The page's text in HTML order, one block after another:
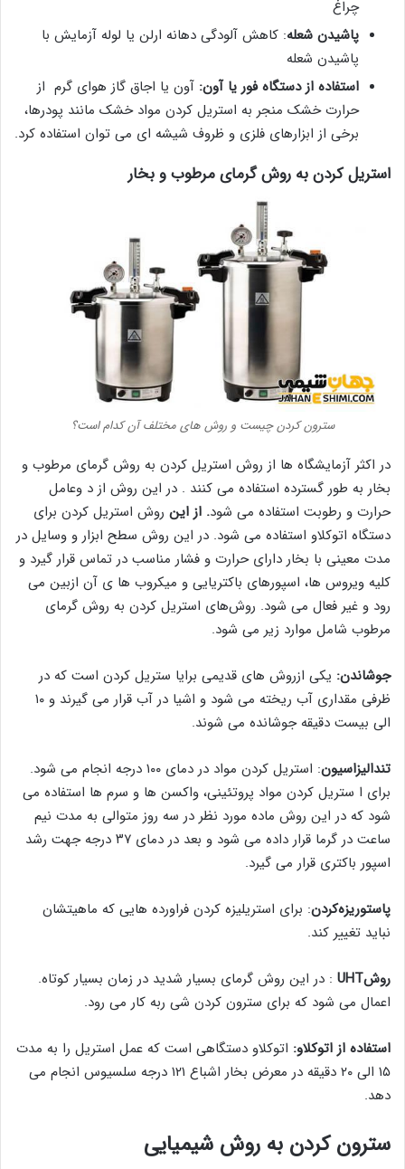
چراغ
پاشیدن شعله: کاهش آلودگی دهانه ارلن یا لوله آزمایش با
پاشیدن شعله
استفاده از دستگاه فور یا آون: آون یا اجاق گاز هوای گرم از
حرارت خشک منجر به استریل کردن مواد خشک مانند پودرها،
برخی از ابزارهای فلزی و ظروف شیشه ای می توان استفاده کرد.
استریل کردن به روش گرمای مرطوب و بخار
سترون کردن چیست و روش های مختلف آن کدام است؟
در اکثر آزمایشگاه ها از روش استریل کردن به روش گرمای مرطوب و
بخار به طور گسترده استفاده می کنند . در این روش از د وعامل
حرارت و رطوبت استفاده می شود. از این روش استریل کردن برای
دستگاه اتوکلاو استفاده می شود. در این روش سطح ابزار و وسایل در
مدت معینی با بخار دارای حرارت و فشار مناسب در تماس قرار گیرد و
کلیه ویروس ها، اسپورهای باکتریایی و میکروب ها ی آن ازبین می
رود و غیر فعال می شود. روش‌های استریل کردن به روش گرمای
مرطوب شامل موارد زیر می شود.
جوشاندن: یکی ازروش های قدیمی برایا ستریل کردن است که در
ظرفی مقداری آب ریخته می شود و اشیا در آب قرار می گیرند و ۱۰
الی بیست دقیقه جوشانده می شوند.
تندالیزاسیون
: استریل کردن مواد در دمای ۱۰۰ درجه انجام می شود.
برای ا ستریل کردن مواد پروتئینی، واکسن ها و سرم ها استفاده می
شود که در این روش ماده مورد نظر در سه روز متوالی به مدت نیم
ساعت در گرما قرار داده می شود و بعد در دمای ۳۷ درجه جهت رشد
اسپور باکتری قرار می گیرد.
پاستوریزه‌کردن: برای استریلیزه کردن فراورده هایی که ماهیتشان
نباید تغییر کند.
روشUHT : در این روش گرمای بسیار شدید در زمان بسیار کوتاه.
اعمال می شود که برای سترون کردن شی ربه کار می رود.
استفاده از اتوکلاو: اتوکلاو دستگاهی است که عمل استریل را به مدت
۱۵ الی ۲۰ دقیقه در معرض بخار اشباع ۱۲۱ درجه سلسیوس انجام می
دهد.
سترون کردن به روش شیمیایی